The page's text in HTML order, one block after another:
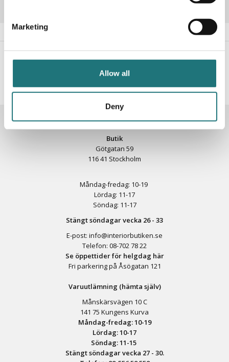
Marketing
Allow all
Deny
#Interiörbutiken- följ oss i sociala medier för
inspiration, erbjudanden och nyheter!
KONTAKTA OSS
Butik
Götgatan 59
116 41 Stockholm
Måndag-fredag: 10-19
Lördag: 11-17
Söndag: 11-17
Stängt söndagar vecka 26 - 33
E-post: info@interiorbutiken.se
Telefon: 08-702 78 22
Se öppettider för helgdag här
Fri parkering på Åsögatan 121
Varuutlämning (hämta själv)
Månskärsvägen 10 C
141 75 Kungens Kurva
Måndag-fredag: 10-19
Lördag: 10-17
Söndag: 11-15
Stängt söndagar vecka 27 - 30.